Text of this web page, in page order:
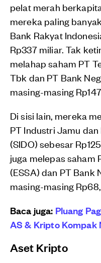
pelat merah
mereka paling
Bank Rakyat
Rp337 miliar. Tak
melahap saham PT
Tbk dan PT Bank
masing-masing
Di sisi lain, mereka
PT Industri Jamu
(SIDO) sebesar
juga melepas saham
(ESSA) dan PT Bank
masing-masing
Baca juga: Pluang
AS & Kripto Kompak
Aset Kripto